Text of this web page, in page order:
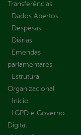
Transferências
Dados Abertos
Despesas
Diárias
Emendas
parlamentares
Estrutura
Organizacional
Inicio
LGPD e Governo
Digital